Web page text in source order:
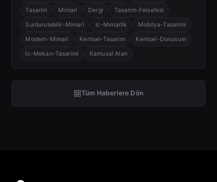
Tasarim
Mimari Dergi
Tasarim-Felsefesi
Surdurulebilir-Mimari
Ic-Mimarlik
Mobilya-Tasarimi
Modern-Mimari
Kentsel-Tasarim
Kentsel-Donusum
Ic-Mekan-Tasarimi
Kamusal Alan
Tüm Haberlere Dön